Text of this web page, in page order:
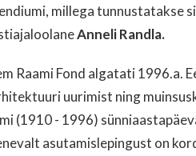
millega tunnustatakse
Anneli Randla.
Raami Fond algatati 1996.a.
uurimist ning
(1910 - 1996)
asutamislepingust on